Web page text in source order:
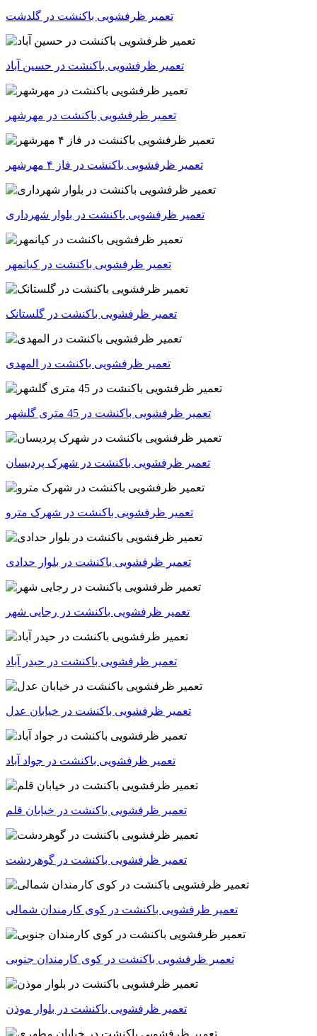
تعمیر ظرفشویی باکنشت در گلدشت
تعمیر ظرفشویی باکنشت در حسین آباد
تعمیر ظرفشویی باکنشت در مهرشهر
تعمیر ظرفشویی باکنشت در فاز ۴ مهرشهر
تعمیر ظرفشویی باکنشت در بلوار شهرداری
تعمیر ظرفشویی باکنشت در کیانمهر
تعمیر ظرفشویی باکنشت در گلستانک
تعمیر ظرفشویی باکنشت در المهدی
تعمیر ظرفشویی باکنشت در 45 متری گلشهر
تعمیر ظرفشویی باکنشت در شهرک پردیسان
تعمیر ظرفشویی باکنشت در شهرک مترو
تعمیر ظرفشویی باکنشت در بلوار حدادی
تعمیر ظرفشویی باکنشت در رجایی شهر
تعمیر ظرفشویی باکنشت در حیدر آباد
تعمیر ظرفشویی باکنشت در خیابان عدل
تعمیر ظرفشویی باکنشت در جواد آباد
تعمیر ظرفشویی باکنشت در خیابان قلم
تعمیر ظرفشویی باکنشت در گوهردشت
تعمیر ظرفشویی باکنشت در کوی کارمندان شمالی
تعمیر ظرفشویی باکنشت در کوی کارمندان جنوبی
تعمیر ظرفشویی باکنشت در بلوار موذن